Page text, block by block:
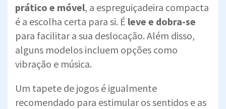
prático e móvel, a espreguiçadeira compacta
é a escolha certa para si. É leve e dobra-se
para facilitar a sua deslocação. Além disso,
alguns modelos incluem opções como
vibração e música.
Um tapete de jogos é igualmente
recomendado para estimular os sentidos e as